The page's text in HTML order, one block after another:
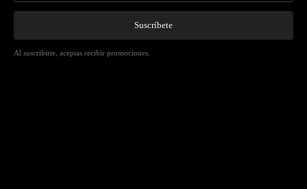
Suscríbete
Al suscribirte, aceptas recibir promociones.